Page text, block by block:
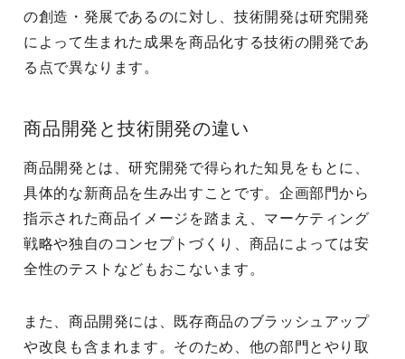
の創造・発展であるのに対し、技術開発は研究開発
によって生まれた成果を商品化する技術の開発であ
る点で異なります。
商品開発と技術開発の違い
商品開発とは、研究開発で得られた知見をもとに、
具体的な新商品を生み出すことです。企画部門から
指示された商品イメージを踏まえ、マーケティング
戦略や独自のコンセプトづくり、商品によっては安
全性のテストなどもおこないます。
また、商品開発には、既存商品のブラッシュアップ
や改良も含まれます。そのため、他の部門とやり取